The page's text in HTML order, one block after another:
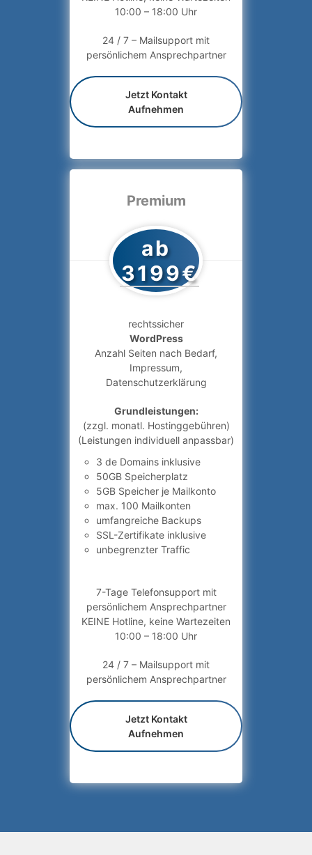
10:00 – 18:00 Uhr
24 / 7 – Mailsupport mit
persönlichem Ansprechpartner
Jetzt Kontakt
Aufnehmen
Premium
ab
3199€
rechtssicher
WordPress
Anzahl Seiten nach Bedarf,
Impressum,
Datenschutzerklärung
Grundleistungen:
(zzgl. monatl. Hostinggebühren)
(Leistungen individuell anpassbar)
3 de Domains inklusive
50GB Speicherplatz
5GB Speicher je Mailkonto
max. 100 Mailkonten
umfangreiche Backups
SSL-Zertifikate inklusive
unbegrenzter Traffic
7-Tage Telefonsupport mit
persönlichem Ansprechpartner
KEINE Hotline, keine Wartezeiten
10:00 – 18:00 Uhr
24 / 7 – Mailsupport mit
persönlichem Ansprechpartner
Jetzt Kontakt
Aufnehmen